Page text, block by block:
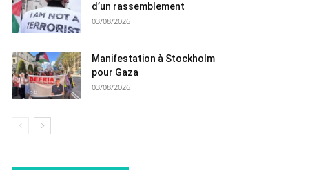
d’un rassemblement
03/08/2026
Manifestation à Stockholm
pour Gaza
03/08/2026